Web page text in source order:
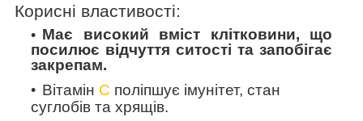
Корисні властивості:
Має високий вміст клітковини, що
посилює відчуття ситості та запобігає
закрепам.
Вітамін С поліпшує імунітет, стан
суглобів та хрящів.